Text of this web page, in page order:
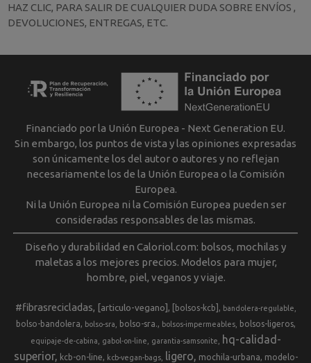
HAZ CLIC, PARA SALIR DE CUALQUIER DUDA SOBRE ENVÍOS ,
DEVOLUCIONES, ENTREGAS, ETC.
Financiado por la Unión Europea - Next Generation EU.
Sin embargo, los puntos de vista y las opiniones expresadas
son únicamente los del autor o autores y no reflejan
necesariamente los de la Unión Europea o la Comisión
Europea.
Ni la Unión Europea ni la Comisión Europea pueden ser
consideradas responsables de las mismas.
Diseño y durabilidad en Caloriol.com: bolsos, mochilas y
maletas a los mejores precios. Modelos para mujer,
hombre, piel, veganos y viaje.
#fibrasrecicladas [articulo-vegano] [bolsos-kcb] bandolera-regulable
bolso-bandolera bolso-sra bolso-sra. bolsos-impermeables bolsos-ligeros
equipaje-de-cabina gabol-on-line garantia-samsonite
hq-calidad-
superior
kcb-on-line kcb-vegan-bags ligero mochila-urbana
modelo-